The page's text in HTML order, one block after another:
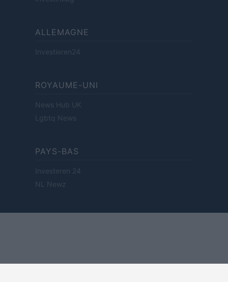
ALLEMAGNE
Investieren24
ROYAUME-UNI
News Hub UK
Lgbtq News
PAYS-BAS
Investeren 24
NL Newz